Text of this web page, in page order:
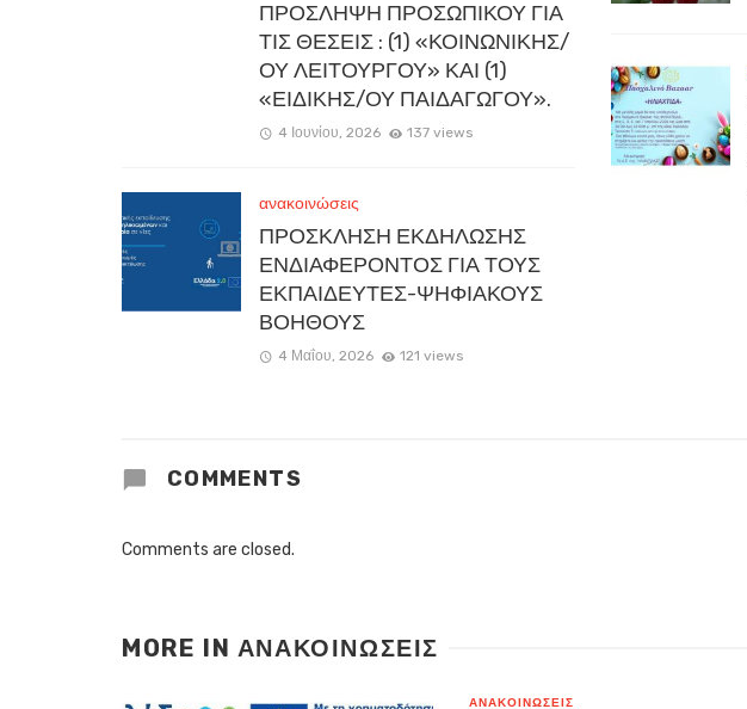
ΠΡΟΣΛΗΨΗ ΠΡΟΣΩΠΙΚΟΥ ΓΙΑ
ΤΙΣ ΘΕΣΕΙΣ : (1) «ΚΟΙΝΩΝΙΚΗΣ/
ΟΥ ΛΕΙΤΟΥΡΓΟΥ» ΚΑΙ (1)
«ΕΙΔΙΚΗΣ/ΟΥ ΠΑΙΔΑΓΩΓΟΥ».
4 Ιουνίου, 2026 137 views
ανακοινώσεις
ΠΡΟΣΚΛΗΣΗ ΕΚΔΗΛΩΣΗΣ
ΕΝΔΙΑΦΕΡΟΝΤΟΣ ΓΙΑ ΤΟΥΣ
ΕΚΠΑΙΔΕΥΤΕΣ-ΨΗΦΙΑΚΟΥΣ
ΒΟΗΘΟΥΣ
4 Μαΐου, 2026 121 views
COMMENTS
Comments are closed.
MORE IN ΑΝΑΚΟΙΝΏΣΕΙΣ
ΑΝΑΚΟΙΝΏΣΕΙΣ